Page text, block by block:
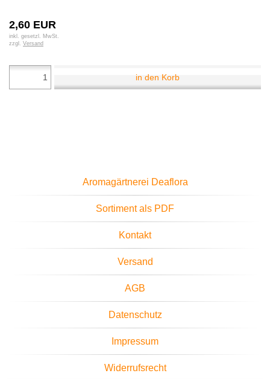
2,60 EUR
inkl. gesetzl. MwSt.
zzgl. Versand
in den Korb
Aromagärtnerei Deaflora
Sortiment als PDF
Kontakt
Versand
AGB
Datenschutz
Impressum
Widerrufsrecht